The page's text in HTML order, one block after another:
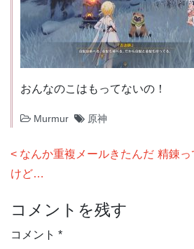
おんなのこはもってないの！
Murmur 原神
投
稿
ビ
ゲ
なんか重複メールきたんだ
けど…
精錬
コメントを残す
コメント *